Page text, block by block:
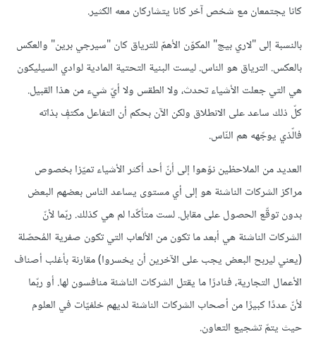
كانا يجتمعان مع شخص آخر كانا يتشاركان معه الكثير.
بالنسبة إلى "لاري بيج" المكوّن الأهمّ للترياق كان "سيرجي برين" والعكس
بالعكس. الترياق هو الناس. ليست البنية التحتية المادية لوادي السيليكون
هي التي جعلت الأشياء تحدث، ولا الطقس ولا أيّ شيء من هذا القبيل.
كلّ ذلك ساعد على الانطلاق ولكن الآن بحكم أن التفاعل مكتفٍ بذاته
فالّذي يوجّهه هم النّاس.
العديد من الملاحظين نوّهوا إلى أنّ أحد أكثر الأشياء تميّزا بخصوص
مراكز الشركات الناشئة هو إلى أي مستوى يساعد الناس بعضهم البعض
بدون توقّع الحصول على مقابل. لست متأكّدا لم هي كذلك. ربّما لأنّ
الشركات الناشئة هي أبعد ما تكون من الألعاب التي تكون صفرية المُحصّلة
(يعني ليربح البعض يجب على الآخرين أن يخسروا) مقارنة بأغلب أصناف
الأعمال التجارية، فنادرًا ما يقتل الشركات الناشئة منافسون لها. أو ربّما
لأنّ عددًا كبيرًا من أصحاب الشركات الناشئة لديهم خلفيّات في العلوم
حيث يتمّ تشجيع التعاون.